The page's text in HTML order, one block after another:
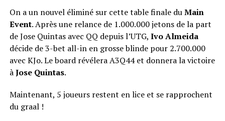
On a un nouvel éliminé sur cette table finale duMain
Event. Après une relance de 1.000.000 jetons de la part
de Jose Quintas avec QQ depuis l’UTG, Ivo Almeida
décide de 3-bet all-in en grosse blinde pour 2.700.000
avec KJo. Le board révélera A3Q44 et donnera la victoire
àJose Quintas.
Maintenant, 5 joueurs restent en lice et se rapprochent
du graal !